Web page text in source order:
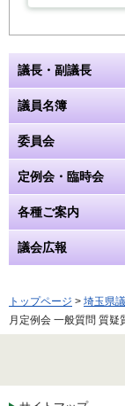
議長・副議長
議員名簿
委員会
定例会・臨時会
各種ご案内
議会広報
トップページ > 埼玉県
月定例会 一般質問 質疑